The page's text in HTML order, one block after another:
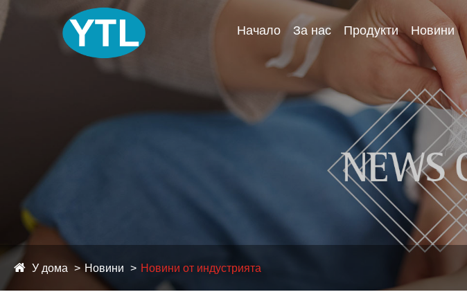
Начало За нас Продукти Новини
У дома Новини Новини от индустрията